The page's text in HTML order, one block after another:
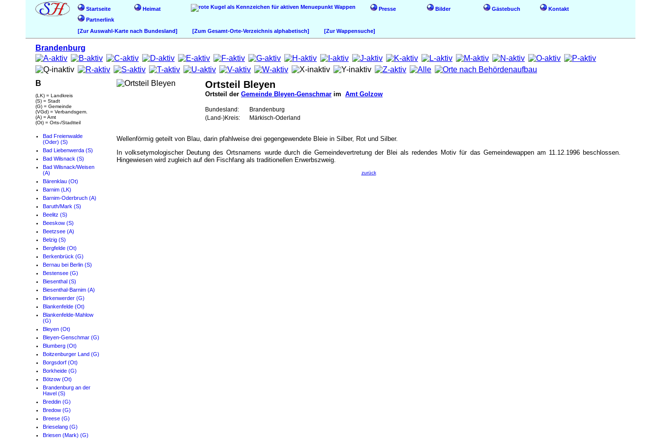
Startseite Heimat Wappen Presse Bilder Gästebuch
Kontakt
Partnerlink
[Zur Auswahl-Karte nach Bundesland]
[Zum Gesamt-Orte-Verzeichnis alphabetisch] [Zur Wappensuche]
Brandenburg
B
(LK) = Landkreis
(S) = Stadt
(G) = Gemeinde
(VGd) = Verbandsgem.
(A) = Amt
(Ot) = Orts-/Stadtteil
Bad Freienwalde
(Oder) (S)
Bad Liebenwerda (S)
Bad Wilsnack (S)
Bad Wilsnack/Weisen
(A)
Bärenklau (Ot)
Barnim (LK)
Barnim-Oderbruch (A)
Baruth/Mark (S)
Beelitz (S)
Beeskow (S)
Beetzsee (A)
Belzig (S)
Bergfelde (Ot)
Berkenbrück (G)
Bernau bei Berlin (S)
Bestensee (G)
Biesenthal (S)
Biesenthal-Barnim (A)
Birkenwerder (G)
Blankenfelde (Ot)
Blankenfelde-Mahlow
(G)
Bleyen (Ot)
Bleyen-Genschmar (G)
Blumberg (Ot)
Boitzenburger Land (G)
Borgsdorf (Ot)
Borkheide (G)
Bötzow (Ot)
Brandenburg an der
Havel (S)
Breddin (G)
Bredow (G)
Breese (G)
Brieselang (G)
Briesen (Mark) (G)
Ortsteil Bleyen
Ortsteil der Gemeinde Bleyen-Genschmar im Amt Golzow
Bundesland:
Brandenburg
(Land-)Kreis:
Märkisch-Oderland
Wellenförmig geteilt von Blau, darin pfahlweise drei gegengewendete Bleie in Silber, Rot und Silber.
In volksetymologischer Deutung des Ortsnamens wurde durch die Gemeindevertretung der Blei als redendes Motiv für das Gemeindewappen am 11.12.1996 beschlossen.
Hingewiesen wird zugleich auf den Fischfang als traditionellen Erwerbszweig.
zurück